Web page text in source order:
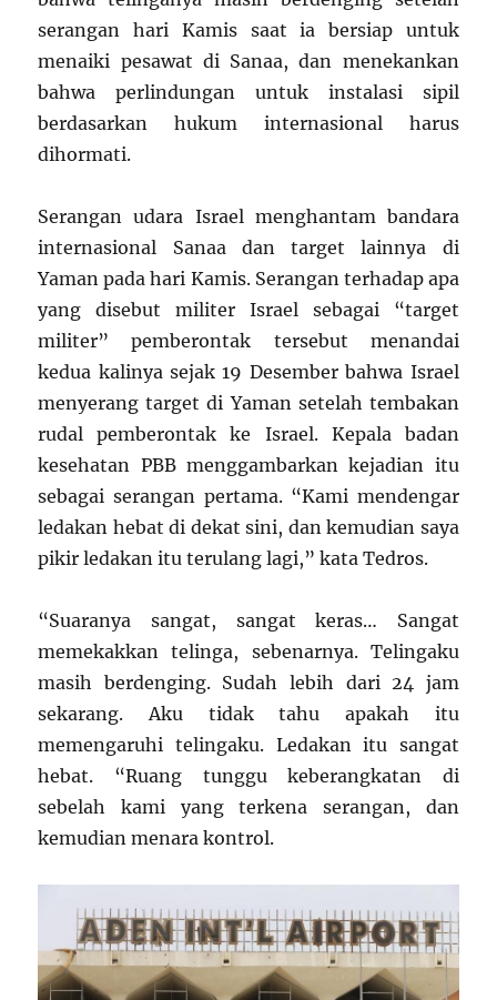
serangan hari Kamis saat ia bersiap untuk
menaiki pesawat di Sanaa, dan menekankan
bahwa perlindungan untuk instalasi sipil
berdasarkan hukum internasional harus
dihormati.
Serangan udara Israel menghantam bandara
internasional Sanaa dan target lainnya di
Yaman pada hari Kamis. Serangan terhadap apa
yang disebut militer Israel sebagai “target
militer” pemberontak tersebut menandai
kedua kalinya sejak 19 Desember bahwa Israel
menyerang target di Yaman setelah tembakan
rudal pemberontak ke Israel. Kepala badan
kesehatan PBB menggambarkan kejadian itu
sebagai serangan pertama. “Kami mendengar
ledakan hebat di dekat sini, dan kemudian saya
pikir ledakan itu terulang lagi,” kata Tedros.
“Suaranya sangat, sangat keras… Sangat
memekakkan telinga, sebenarnya. Telingaku
masih berdenging. Sudah lebih dari 24 jam
sekarang. Aku tidak tahu apakah itu
memengaruhi telingaku. Ledakan itu sangat
hebat. “Ruang tunggu keberangkatan di
sebelah kami yang terkena serangan, dan
kemudian menara kontrol.